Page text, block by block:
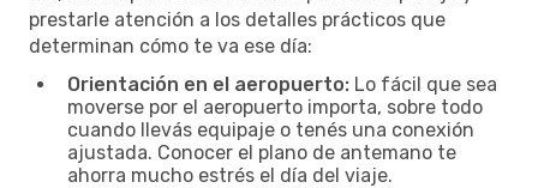
prestarle atención a los detalles prácticos que
determinan cómo te va ese día:
Orientación en el aeropuerto: Lo fácil que sea
moverse por el aeropuerto importa, sobre todo
cuando llevás equipaje o tenés una conexión
ajustada. Conocer el plano de antemano te
ahorra mucho estrés el día del viaje.